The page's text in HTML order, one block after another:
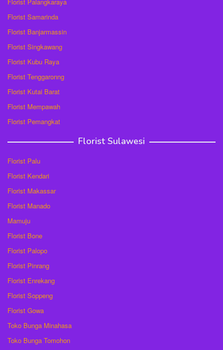
Florist Palangkaraya
Florist Samarinda
Florist Banjarmassin
Florist Singkawang
Florist Kubu Raya
Florist Tenggaronng
Florist Kutai Barat
Florist Mempawah
Florist Pemangkat
Florist Sulawesi
Florist Palu
Florist Kendari
Florist Makassar
Florist Manado
Mamuju
Florist Bone
Florist Palopo
Florist Pinrang
Florist Enrekang
Florist Soppeng
Florist Gowa
Toko Bunga Minahasa
Toko Bunga Tomohon